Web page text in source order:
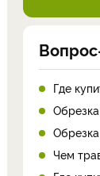
низким,
и
Где
Чем